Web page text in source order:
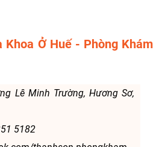
Khoa Ở Huế - Phòng Khám
Lê Minh Trường, Hương Sơ,
5182